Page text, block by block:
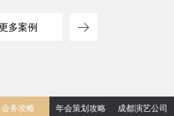
多案例
会务攻略 年会策划攻略 成都演艺公司